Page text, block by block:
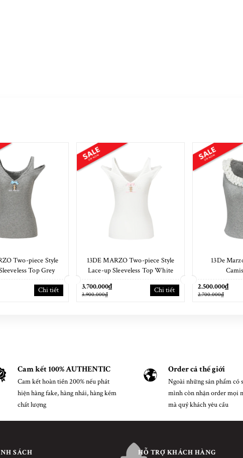
Two-piece Style
Top Grey
Chi tiết
13DE MARZO Two-piece Style
Lace-up Sleeveless Top White
3.700.000₫
3.900.000₫ Chi tiết
13De
2.500.000₫
2.700.000₫
Cam kết 100% AUTHENTIC
Cam kết hoàn tiền 200% nếu phát
hiện hàng fake, hàng nhái, hàng kém
chất lượng
Order cả thế giới
Ngoài những sản phẩm có
mình còn nhận order mọi
mà quý khách yêu cầu
SÁCH HỖ TRỢ KHÁCH HÀNG